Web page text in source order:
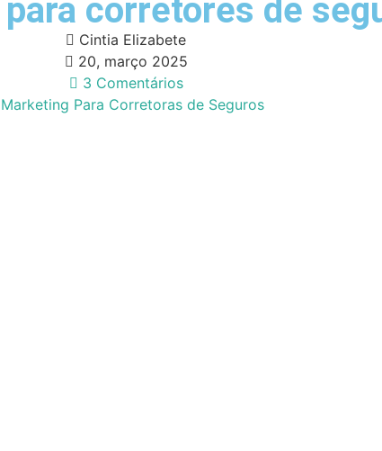
corretores de
Cintia Elizabete
20, março 2025
3 Comentários
Marketing Para Corretoras de Seguros